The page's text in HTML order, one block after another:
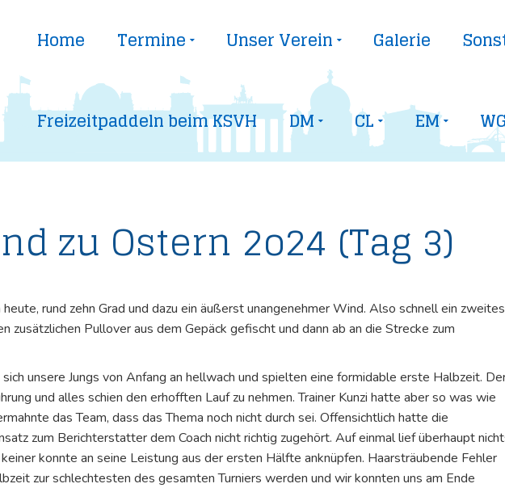
Home Termine Unser Verein Galerie
Freizeitpaddeln beim KSVH DM CL EM
zu Ostern 2o24 (Tag 3)
rund zehn Grad und dazu ein äußerst unangenehmer Wind. Also schnell ein zweites
zusätzlichen Pullover aus dem Gepäck gefischt und dann ab an die Strecke zum
unsere Jungs von Anfang an hellwach und spielten eine formidable erste Halbzeit.
und alles schien den erhofften Lauf zu nehmen. Trainer Kunzi hatte aber so was wie
das Team, dass das Thema noch nicht durch sei. Offensichtlich hatte die
zum Berichterstatter dem Coach nicht richtig zugehört. Auf einmal lief überhaupt
konnte an seine Leistung aus der ersten Hälfte anknüpfen. Haarsträubende Fehler
zur schlechtesten des gesamten Turniers werden und wir konnten uns am Ende